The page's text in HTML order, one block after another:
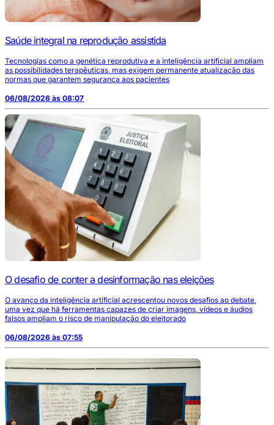
Saúde integral na reprodução assistida
Tecnologias como a genética reprodutiva e a inteligência artificial ampliam
as possibilidades terapêuticas, mas exigem permanente atualização das
normas que garantem segurança aos pacientes
06/08/2026 às 08:07
O desafio de conter a desinformação nas eleições
O avanço da inteligência artificial acrescentou novos desafios ao debate,
uma vez que há ferramentas capazes de criar imagens, vídeos e áudios
falsos ampliam o risco de manipulação do eleitorado
06/08/2026 às 07:55